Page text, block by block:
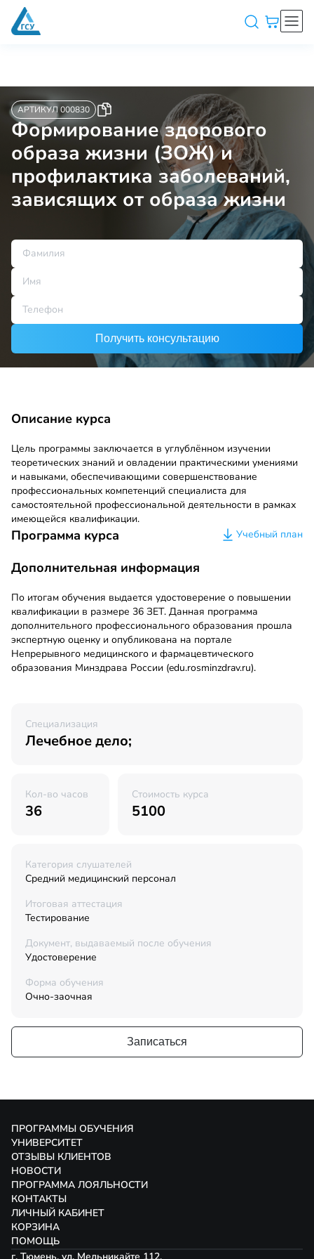
АРТИКУЛ 000830
Формирование здорового
образа жизни (ЗОЖ) и
профилактика заболеваний,
зависящих от образа жизни
Получить консультацию
Описание курса
Цель программы заключается в углублённом изучении
теоретических знаний и овладении практическими умениями
и навыками, обеспечивающими совершенствование
профессиональных компетенций специалиста для
самостоятельной профессиональной деятельности в рамках
имеющейся квалификации.
Программа курса Учебный план
Дополнительная информация
По итогам обучения выдается удостоверение о повышении
квалификации в размере 36 ЗЕТ. Данная программа
дополнительного профессионального образования прошла
экспертную оценку и опубликована на портале
Непрерывного медицинского и фармацевтического
образования Минздрава России (edu.rosminzdrav.ru).
Специализация
Лечебное дело;
Кол-во часов
36
Стоимость курса
5100
Категория слушателей
Средний медицинский персонал
Итоговая аттестация
Тестирование
Документ, выдаваемый после обучения
Удостоверение
Форма обучения
Очно-заочная
Записаться
ПРОГРАММЫ ОБУЧЕНИЯ
УНИВЕРСИТЕТ
ОТЗЫВЫ КЛИЕНТОВ
НОВОСТИ
ПРОГРАММА ЛОЯЛЬНОСТИ
КОНТАКТЫ
ЛИЧНЫЙ КАБИНЕТ
КОРЗИНА
ПОМОЩЬ